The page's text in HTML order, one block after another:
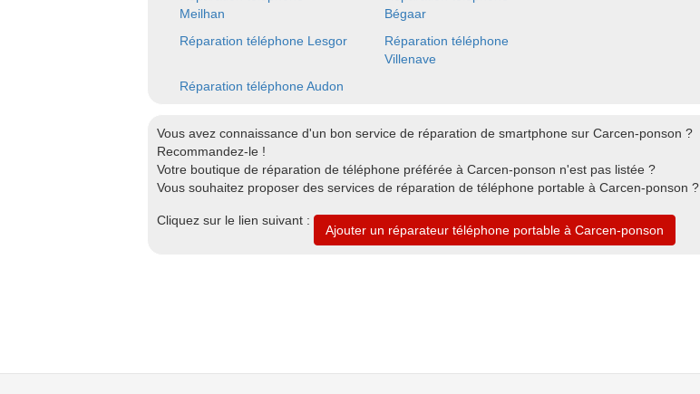
Meilhan
Bégaar
Réparation téléphone Lesgor
Réparation téléphone
Villenave
Réparation téléphone Audon
Vous avez connaissance d'un bon service de réparation de smartphone sur Carcen-ponson ?
Recommandez-le !
Votre boutique de réparation de téléphone préférée à Carcen-ponson n'est pas listée ?
Vous souhaitez proposer des services de réparation de téléphone portable à Carcen-ponson ?
Cliquez sur le lien suivant :
Ajouter un réparateur téléphone portable à Carcen-ponson